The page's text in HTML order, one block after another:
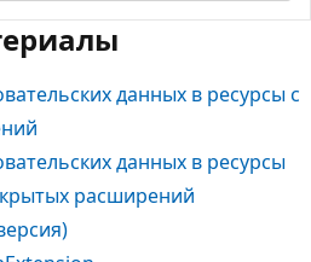
данных в ресурсы с
данных в ресурсы
расширений